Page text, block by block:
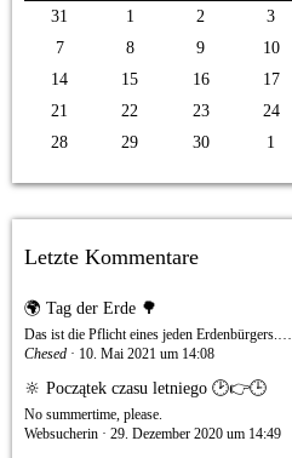
31 1 2 3
7
8 9 10
14
15 16 17
21
22 23 24
28
29 30 1
Letzte Kommentare
🌍 Tag der Erde 🌳
Das ist die Pflicht eines jeden Erdenbürgers.…
Chesed
10. Mai 2021 um 14:08
🔆 Początek czasu letniego 🕑👉🕒
No summertime, please.
Websucherin
29. Dezember 2020 um 14:49